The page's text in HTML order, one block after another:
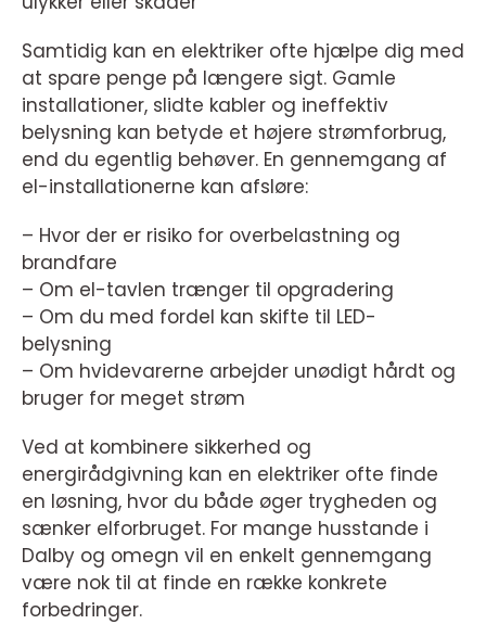
Samtidig kan en elektriker ofte hjælpe dig med
at spare penge på længere sigt. Gamle
installationer, slidte kabler og ineffektiv
belysning kan betyde et højere strømforbrug,
end du egentlig behøver. En gennemgang af
el-installationerne kan afsløre:
– Hvor der er risiko for overbelastning og
brandfare
– Om el-tavlen trænger til opgradering
– Om du med fordel kan skifte til LED-
belysning
– Om hvidevarerne arbejder unødigt hårdt og
bruger for meget strøm
Ved at kombinere sikkerhed og
energirådgivning kan en elektriker ofte finde
en løsning, hvor du både øger trygheden og
sænker elforbruget. For mange husstande i
Dalby og omegn vil en enkelt gennemgang
være nok til at finde en række konkrete
forbedringer.